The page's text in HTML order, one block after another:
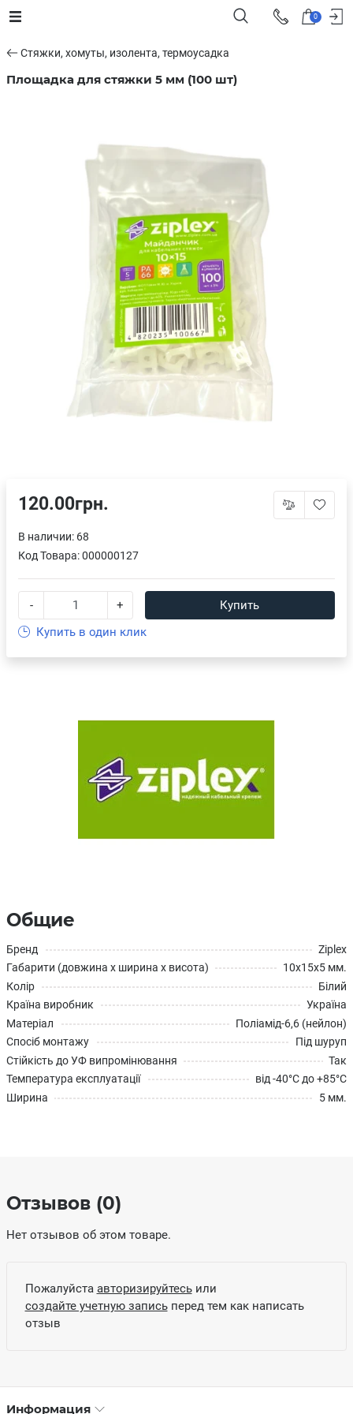
0
Стяжки, хомуты, изолента, термоусадка
Площадка для стяжки 5 мм (100 шт)
Общие
Бренд
Ziplex
Габарити (довжина x ширина x висота)
10х15х5 мм.
Колір
Білий
Країна виробник
Україна
Матеріал
Поліамід-6,6 (нейлон)
Спосіб монтажу
Під шуруп
Стійкість до УФ випромінювання
Так
Температура експлуатації
від -40°С до +85°С
Ширина
5 мм.
120.00грн.
В наличии: 68
Код Товара:000000127
- +
Купить
Купить в один клик
Отзывов (0)
Нет отзывов об этом товаре.
Пожалуйста авторизируйтесьили
создайте учетную записьперед тем как написать
отзыв
Информация